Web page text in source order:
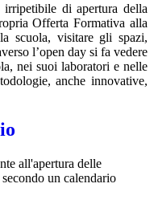
irripetibile diapertura della
Offerta Formativa alla
scuola, visitare gli spazi,
l’open day si fa vedere
nei suoi laboratori e nelle
anche innovative,
all'apertura delle
un calendario